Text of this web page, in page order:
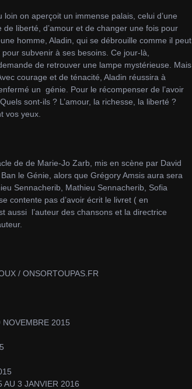
loin on aperçoit un immense palais, celui d’une
liberté, d’amour et de changer une fois pour
homme, Aladin, qui se débrouille comme il peut
subvenir à ses besoins. Ce jour-là,
de retrouver une lampe mystérieuse. Mais
courage et de ténacité, Aladin réussira à
un génie. Pour le récompenser de l’avoir
sont-ils ? L’amour, la richesse, la liberté ?
vos yeux.
de de Marie-Jo Zarb, mis en scène par David
le Génie, alors que Grégory Amsis aura sera
Sennacherib, Mathieu Sennacherib, Sofia
contente pas d’avoir écrit le livret ( en
aussi l’auteur des chansons et la directrice
/ ONSORTOUPAS.FR
NOVEMBRE 2015
AU 3 JANVIER 2016